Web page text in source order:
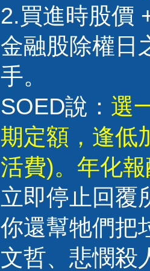
2.買進時股價
金融股除權日
手。
SOED說： 選
期定額，逢低
活費)。年化
立即停止回覆
你還幫牠們把
文哲、悲憫殺